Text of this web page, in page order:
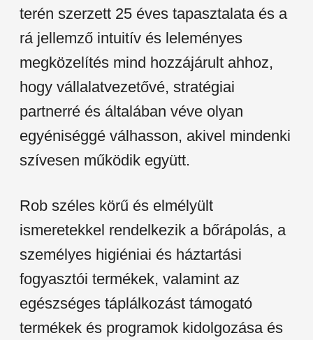
terén szerzett 25 éves tapasztalata és a
rá jellemző intuitív és leleményes
megközelítés mind hozzájárult ahhoz,
hogy vállalatvezetővé, stratégiai
partnerré és általában véve olyan
egyéniséggé válhasson, akivel mindenki
szívesen működik együtt.
Rob széles körű és elmélyült
ismeretekkel rendelkezik a bőrápolás, a
személyes higiéniai és háztartási
fogyasztói termékek, valamint az
egészséges táplálkozást támogató
termékek és programok kidolgozása és